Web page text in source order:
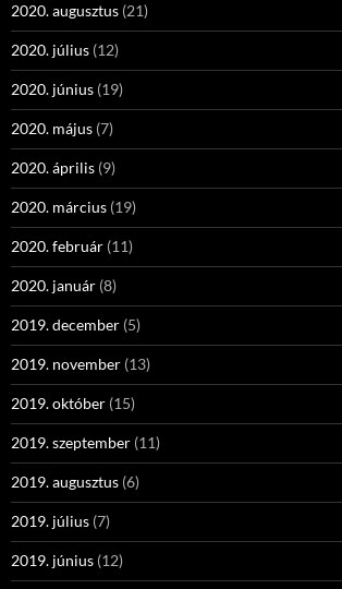
2020. augusztus (21)
2020. július (12)
2020. június (19)
2020. május (7)
2020. április (9)
2020. március (19)
2020. február (11)
2020. január (8)
2019. december (5)
2019. november (13)
2019. október (15)
2019. szeptember (11)
2019. augusztus (6)
2019. július (7)
2019. június (12)